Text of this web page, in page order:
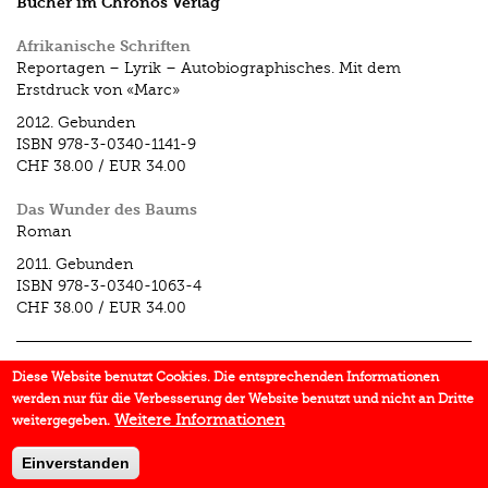
Afrikanische Schriften
Reportagen – Lyrik – Autobiographisches. Mit dem
Erstdruck von «Marc»
2012. Gebunden
ISBN 978-3-0340-1141-9
CHF 38.00 / EUR 34.00
Das Wunder des Baums
Roman
2011. Gebunden
ISBN 978-3-0340-1063-4
CHF 38.00 / EUR 34.00
Aufsätze im Chronos Verlag
«Das Wunder des Baums» (1941/42). Zu Annemarie
In:Afrika im Blick
Diese Website benutzt Cookies. Die entsprechenden Informationen
werden nur für die Verbesserung der Website benutzt und nicht an Dritte
weitergegeben. Weitere Informationen
Einverstanden